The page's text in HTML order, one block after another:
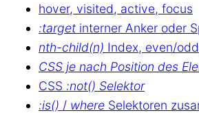
hover, visited, active, focus
:target interner Anker oder
nth-child(n) Index, even/
CSS je nach Position des
CSS :not() Selektor
:is() / where Selektoren